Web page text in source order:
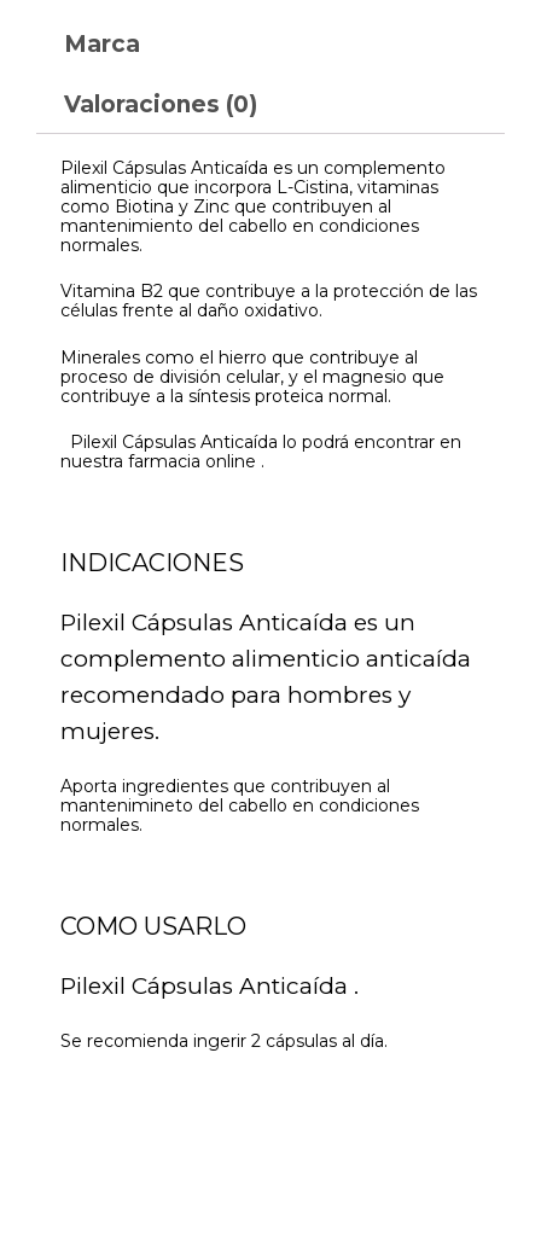
Marca
Valoraciones (0)
Pilexil Cápsulas Anticaída es un complemento
alimenticio que incorpora L-Cistina, vitaminas
como Biotina y Zinc que contribuyen al
mantenimiento del cabello en condiciones
normales.
Vitamina B2 que contribuye a la protección de las
células frente al daño oxidativo.
Minerales como el hierro que contribuye al
proceso de división celular, y el magnesio que
contribuye a la síntesis proteica normal.
Pilexil Cápsulas Anticaída lo podrá encontrar en
nuestra farmacia online .
INDICACIONES
Pilexil Cápsulas Anticaída es un
complemento alimenticio anticaída
recomendado para hombres y
mujeres.
Aporta ingredientes que contribuyen al
mantenimineto del cabello en condiciones
normales.
COMO USARLO
Pilexil Cápsulas Anticaída .
Se recomienda ingerir 2 cápsulas al día.